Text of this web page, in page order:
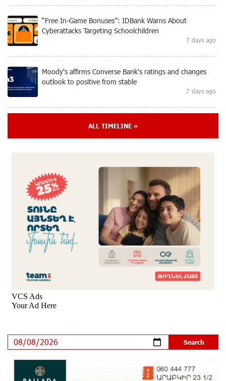
“Free In-Game Bonuses”: IDBank Warns About
Cyberattacks Targeting Schoolchildren
7 days ago
Moody's affirms Converse Bank's ratings and changes
outlook to positive from stable
7 days ago
New Achievements in Europe: "Armenian Virtuosos"
Rate.Trading Platform at Seaside Startup Summit:
IDBank Introduces an Innovative Solution
8 days ago
Khachaturian Rooftop Grand Opening Supported by
IDBank
9 days ago
Ucom’s Sales and Service Center Reopens at 24/2
Shahumyan Street in Ararat
Scholarship recipients of the “Armenian Virtuosos”
Program participated in the Järvi Academy and Pärnu
international stage
15 days ago
ALL TIMELINE »